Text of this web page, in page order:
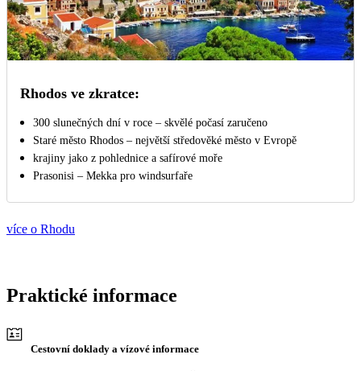
Rhodos ve zkratce:
300 slunečných dní v roce – skvělé počasí zaručeno
Staré město Rhodos – největší středověké město v Evropě
krajiny jako z pohlednice a safírové moře
Prasonisi – Mekka pro windsurfaře
více o Rhodu
Praktické informace
Cestovní doklady a vízové informace